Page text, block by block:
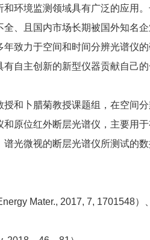
环境监测领域具有广泛的应用
、且国内市场长期被国外知名
致力于空间和时间分辨光谱仪
自主创新的新型仪器贡献自己的
和卜腊菊教授课题组，在空间
原位红外断层光谱仪，主要用
光微视的断层光谱仪所测试的
Mater., 2017, 7, 1701548）、